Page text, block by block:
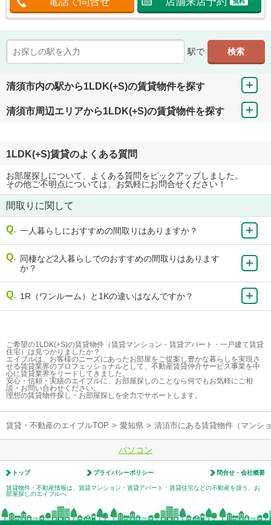
無料
駅で
清須市内の駅から1LDK(+S)の賃貸物件を探す
清須市周辺エリアから1LDK(+S)の賃貸物件を探す
1LDK(+S)賃貸のよくある質問
お部屋探しについて、よくある質問をピックアップしました。
その他ご不明点については、お気軽にお問合せください！
間取りに関して
一人暮らしにおすすめの間取りはありますか？
同棲など2人暮らしでのおすすめの間取りはあります
か？
1R（ワンルーム）と1Kの違いはなんですか？
ご希望の1LDK(+S)の賃貸物件（賃貸マンション・賃貸アパート・一戸建て賃貸
住宅）は見つかりましたか？
エイブルは、お客様のニーズにあったお部屋をご提案し豊かな暮らしを実現さ
せる賃貸業界のプロフェッショナルとして、不動産賃貸仲介サービス事業を中
心に賃貸業界をリードしてきました。
安心・信頼・実績のエイブルに、お部屋探しのことなら何でもお気軽にご相
談・お問い合わせください。
理想の賃貸物件探し・お部屋探しを全力でサポートします。
賃貸・不動産のエイブルTOP > 愛知県 > 清須市にある賃貸物件（マンシ
パソコン
トップ プライバシーポリシー 問合せ・会社概要
賃貸物件・不動産情報は、賃貸マンション・賃貸アパート・賃貸住宅などの不動産を扱う、お
部屋探しのエイブルへ